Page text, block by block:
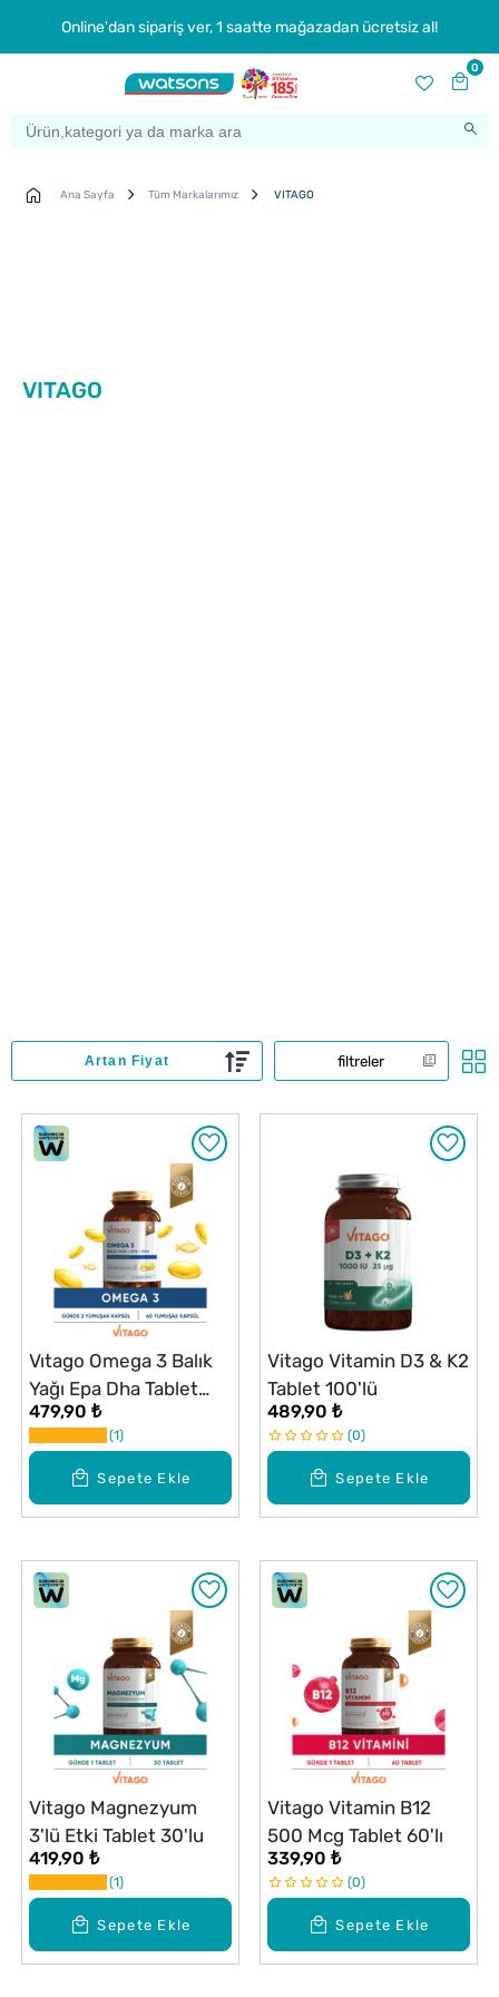
Online'dan sipariş ver, 1 saatte mağazadan ücretsiz al!
0
Ana Sayfa Tüm Markalarımız VITAGO
VITAGO
filtreler
Sepete Ekle
Vıtago Omega 3 Balık
Yağı Epa Dha Tablet
60Lı
479,90 ₺
1
Sepete Ekle
Vitago Vitamin D3 & K2
Tablet 100'lü
489,90 ₺
0
Sepete Ekle
Vitago Magnezyum
3'lü Etki Tablet 30'lu
419,90 ₺
1
Sepete Ekle
Vitago Vitamin B12
500 Mcg Tablet 60'lı
339,90 ₺
0